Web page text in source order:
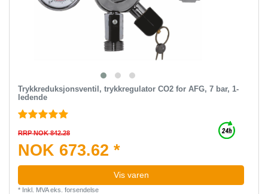
Trykkreduksjonsventil, trykkregulator CO2 for AFG, 7 bar, 1-
ledende
RRP NOK 842.28
NOK 673.62 *
Vis varen
* Inkl. MVAeks. forsendelse